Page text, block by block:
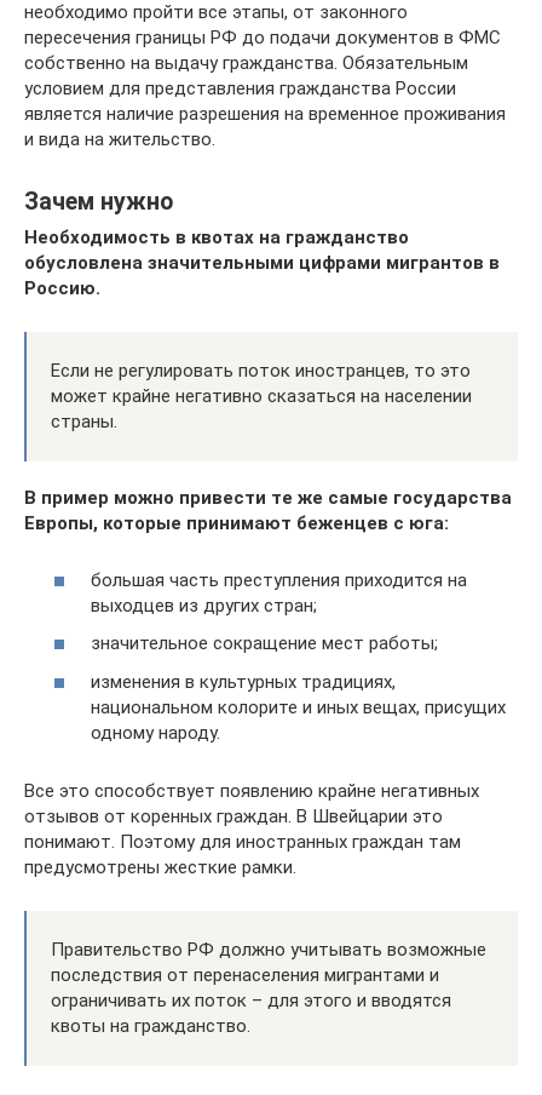
необходимо пройти все этапы, от законного
пересечения границы РФ до подачи документов в ФМС
собственно на выдачу гражданства. Обязательным
условием для представления гражданства России
является наличие разрешения на временное проживания
и вида на жительство.
Зачем нужно
Необходимость в квотах на гражданство
обусловлена значительными цифрами мигрантов в
Россию.
Если не регулировать поток иностранцев, то это
может крайне негативно сказаться на населении
страны.
В пример можно привести те же самые государства
Европы, которые принимают беженцев с юга:
большая часть преступления приходится на
выходцев из других стран;
значительное сокращение мест работы;
изменения в культурных традициях,
национальном колорите и иных вещах, присущих
одному народу.
Все это способствует появлению крайне негативных
отзывов от коренных граждан. В Швейцарии это
понимают. Поэтому для иностранных граждан там
предусмотрены жесткие рамки.
Правительство РФ должно учитывать возможные
последствия от перенаселения мигрантами и
ограничивать их поток – для этого и вводятся
квоты на гражданство.